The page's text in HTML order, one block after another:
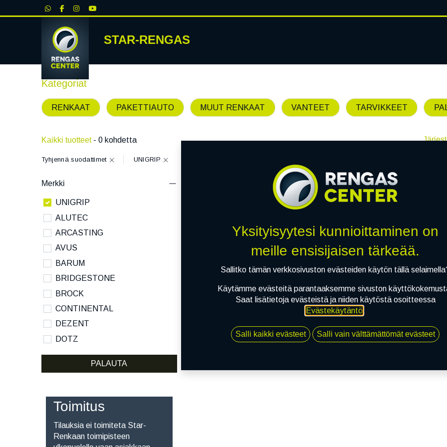
STAR-RENGAS
Kategoriat
RENKAAT PAKETTIAUTO MUUT RENKAAT VANTEET TARVIKKEET
Kaikki tuotteet - 0 kohdetta
Tyhjennä suodattimet UNIGRIP
Merkki
UNIGRIP
ALUTEC
ARCASTING
AVUS
BARUM
BRIDGESTONE
BROCK
CONTINENTAL
DEZENT
DOTZ
DYNAMO
KUMHO ECSTA SPORT S
NANKANG
NOKIAN
PALAUTA
Toimitus
Tilauksia ei toimiteta Star-
Renkaan toimipisteen
Emme löytäneet
Yksityisyytesi kunnioittaminen on
meille ensisijaisen tärkeää.
Sallitko tämän verkkosivuston evästeiden käytön tällä
Käytämme evästeitä parantaaksemme sivuston
Saat lisätietoja evästeistä ja niiden käytöstä osoitteessa
Evästekäytäntö.
Salli kaikki evästeet Salli vain välttämättömät evästeet